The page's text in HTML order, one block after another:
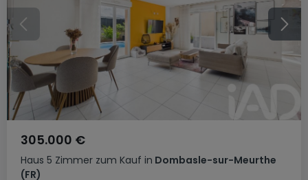
Haus 5 Zimmer zum Kauf in Dombasle-sur-Meurthe
(FR)
305.000 €